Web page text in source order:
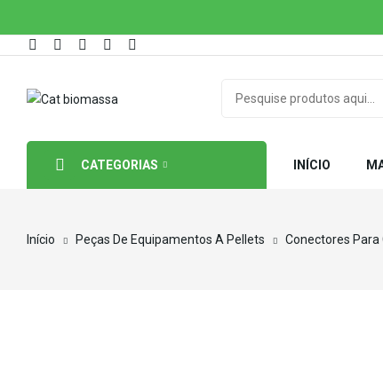
CATEGORIAS INÍCIO
Início Peças De Equipamentos A Pellets Conectores Para